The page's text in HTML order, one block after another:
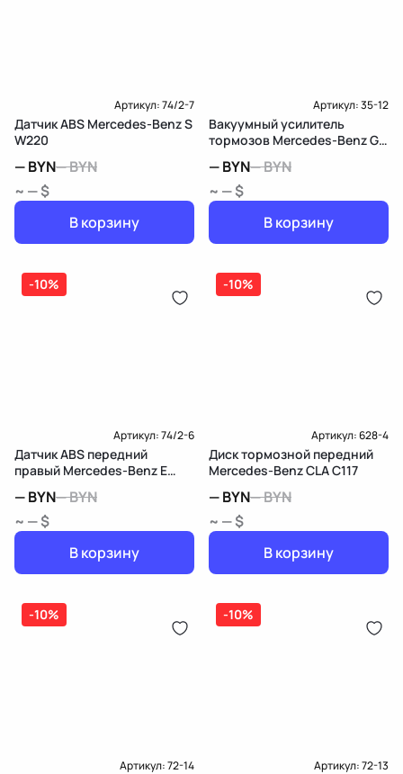
Артикул:74/2-7
Датчик ABS Mercedes-Benz S
W220
—BYN—BYN
~ — $
В корзину
Артикул:35-12
Вакуумный усилитель
тормозов Mercedes-Benz GL
—BYN—BYN
~ — $
В корзину
-10%
Артикул:74/2-6
Датчик ABS передний
правый Mercedes-Benz E
—BYN—BYN
~ — $
В корзину
-10%
Артикул:628-4
Диск тормозной передний
Mercedes-Benz CLA C117
—BYN—BYN
~ — $
В корзину
-10%
Артикул:72-14
-10%
Артикул:72-13